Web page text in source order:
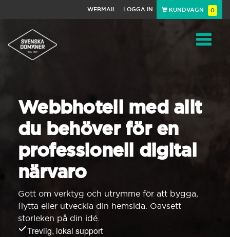
WEBMAIL LOGGA IN KUNDVAGN 0
Webbhotell med allt
du behöver för en
professionell digital
närvaro
Gott om verktyg och utrymme för att bygga,
flytta eller utveckla din hemsida. Oavsett
storleken på din idé.
Trevlig, lokal support